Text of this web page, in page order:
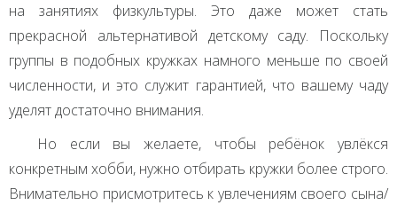
на занятиях физкультуры. Это даже может стать
прекрасной альтернативой детскому саду. Поскольку
группы в подобных кружках намного меньше по своей
численности, и это служит гарантией, что вашему чаду
уделят достаточно внимания.
Но если вы желаете, чтобы ребёнок увлёкся
конкретным хобби, нужно отбирать кружки более строго.
Внимательно присмотритесь к увлечениям своего сына/